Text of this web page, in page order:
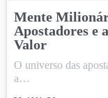
Mente
Apostadores e
Valor
O universo das
a…